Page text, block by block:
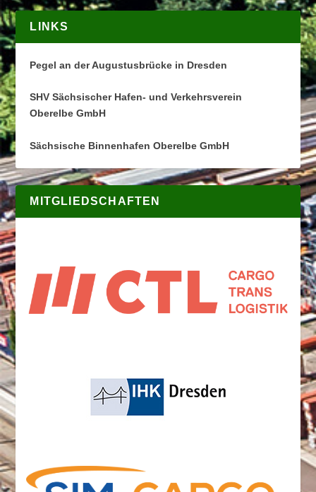
LINKS
Pegel an der Augustusbrücke in Dresden
SHV Sächsischer Hafen- und Verkehrsverein
Oberelbe GmbH
Sächsische Binnenhafen Oberelbe GmbH
MITGLIEDSCHAFTEN